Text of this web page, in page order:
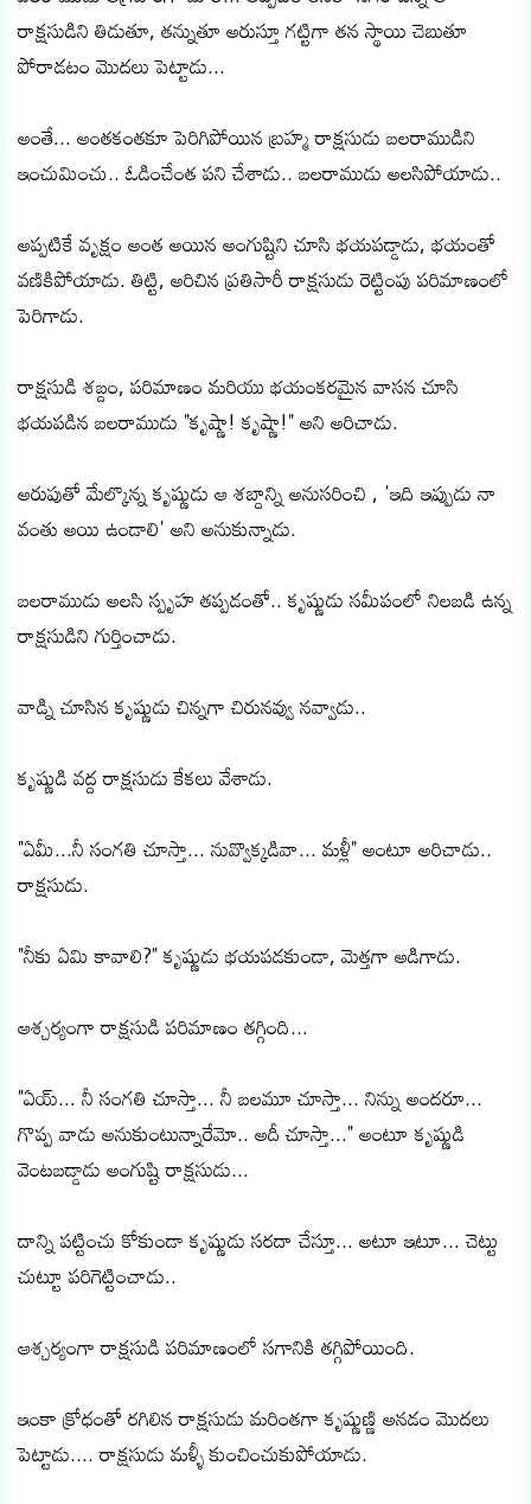
రాక్షసుడిని తిడుతూ, తన్నుతూ అరుస్తూ గట్టిగా తన స్థాయి చెబుతూ
పోరాడటం మొదలు పెట్టాడు...
అంతే... అంతకంతకూ పెరిగిపోయిన బ్రహ్మ రాక్షసుడు బలరాముడిని
ఇంచుమించు.. ఓడించేంత పని చేశాడు.. బలరాముడు అలసిపోయాడు..
అప్పటికే వృక్షం అంత అయిన అంగుష్టిని చూసి భయపడ్డాడు, భయంతో
వణికిపోయాడు. తిట్టి, అరిచిన ప్రతిసారీ రాక్షసుడు రెట్టింపు పరిమాణంలో
పెరిగాడు.
రాక్షసుడి శబ్దం, పరిమాణం మరియు భయంకరమైన వాసన చూసి
భయపడిన బలరాముడు "కృష్ణా! కృష్ణా!" అని అరిచాడు.
అరుపుతో మేల్కొన్న కృష్ణుడు ఆ శబ్దాన్ని అనుసరించి , 'ఇది ఇప్పుడు నా
వంతు అయి ఉండాలి' అని అనుకున్నాడు.
బలరాముడు అలసి స్పృహ తప్పడంతో.. కృష్ణుడు సమీపంలో నిలబడి ఉన్న
రాక్షసుడిని గుర్తించాడు.
వాడ్ని చూసిన కృష్ణుడు చిన్నగా చిరునవ్వు నవ్వాడు..
కృష్ణుడి వద్ద రాక్షసుడు కేకలు వేశాడు.
"ఏమీ...నీ సంగతి చూస్తా... నువ్వొక్కడివా... మళ్లీ" అంటూ అరిచాడు..
రాక్షసుడు.
"నీకు ఏమి కావాలి?" కృష్ణుడు భయపడకుండా, మెత్తగా అడిగాడు.
ఆశ్చర్యంగా రాక్షసుడి పరిమాణం తగ్గింది...
"ఏయ్... నీ సంగతి చూస్తా... నీ బలమూ చూస్తా... నిన్ను అందరూ...
గొప్ప వాడు అనుకుంటున్నారేమో.. అదీ చూస్తా..." అంటూ కృష్ణుడి
వెంటబడ్డాడు అంగుష్టి రాక్షసుడు...
దాన్ని పట్టించు కోకుండా కృష్ణుడు సరదా చేస్తూ... అటూ ఇటూ... చెట్టు
చుట్టూ పరిగెట్టించాడు..
ఆశ్చర్యంగా రాక్షసుడి పరిమాణంలో సగానికి తగ్గిపోయింది.
ఇంకా క్రోధంతో రగిలిన రాక్షసుడు మరింతగా కృష్ణుణ్ణి అనడం మొదలు
పెట్టాడు.... రాక్షసుడు మళ్ళీ కుంచించుకుపోయాడు.